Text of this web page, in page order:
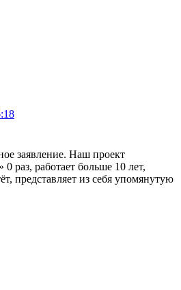
заявление. Наш проект
0 раз, работает больше 10 лет,
представляет из себя упомянутую